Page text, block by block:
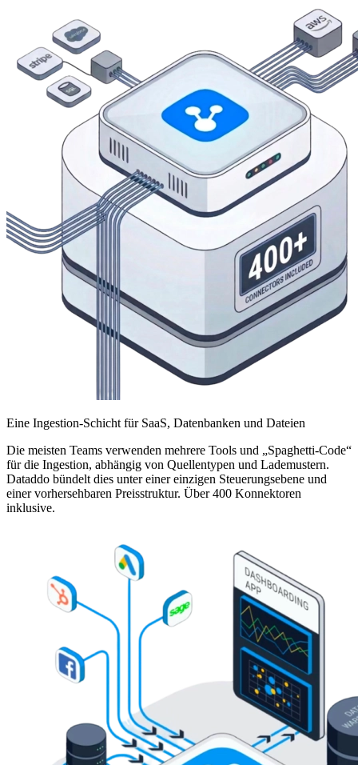
Eine Ingestion-Schicht für SaaS, Datenbanken und Dateien
Die meisten Teams verwenden mehrere Tools und „Spaghetti-Code“
für die Ingestion, abhängig von Quellentypen und Lademustern.
Dataddo bündelt dies unter einer einzigen Steuerungsebene und
einer vorhersehbaren Preisstruktur. Über 400 Konnektoren
inklusive.